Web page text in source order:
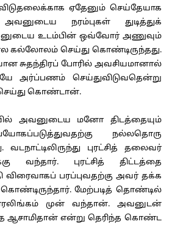
ஏதேனும் செய்தேயாக
நரம்புகள் துடித்துக்
உடம்பின் ஒவ்வோர் அணுவும்
கல்லோலம் செய்து கொண்டிருந்தது.
சுதந்திரப் போரில் அவசியமானால்
அர்ப்பணம் செய்துவிடுவதென்று
கொண்டான்.
மனோ திடத்தையும்
நல்லதொரு
புரட்சித் தலைவர்
வந்தார். புரட்சித் திட்டத்தை
பரப்புவதற்கு அவர் தக்க
மேற்படித் தொண்டில்
முன் வந்தான். அவனுடன்
ஆசாமிதான் என்று தெரிந்த கொண்ட